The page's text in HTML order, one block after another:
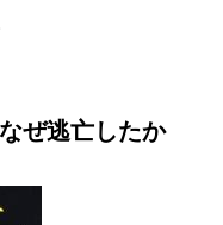
ぜ逃亡したか